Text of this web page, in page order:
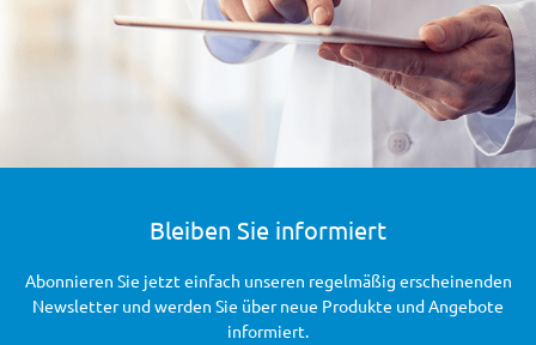
Bleiben Sie informiert
Abonnieren Sie jetzt einfach unseren regelmäßig erscheinenden
Newsletter und werden Sie über neue Produkte und Angebote
informiert.